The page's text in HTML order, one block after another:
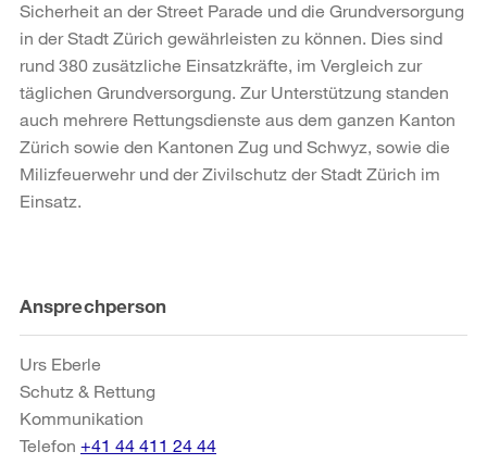
Sicherheit an der Street Parade und die Grundversorgung
in der Stadt Zürich gewährleisten zu können. Dies sind
rund 380 zusätzliche Einsatzkräfte, im Vergleich zur
täglichen Grundversorgung. Zur Unterstützung standen
auch mehrere Rettungsdienste aus dem ganzen Kanton
Zürich sowie den Kantonen Zug und Schwyz, sowie die
Milizfeuerwehr und der Zivilschutz der Stadt Zürich im
Einsatz.
Weitere
Informationen
Ansprechperson
Urs Eberle
Schutz & Rettung
Kommunikation
Telefon +41 44 411 24 44